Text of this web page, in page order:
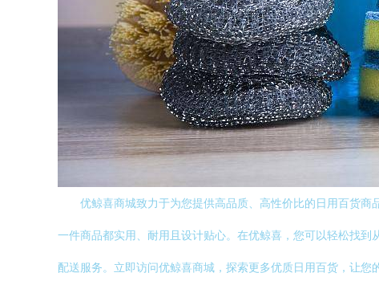
优鲸喜商城致力于为您提供高品质、高性价比的日用百货
一件商品都实用、耐用且设计贴心。在优鲸喜，您可以轻松找
配送服务。立即访问优鲸喜商城，探索更多优质日用百货，让您